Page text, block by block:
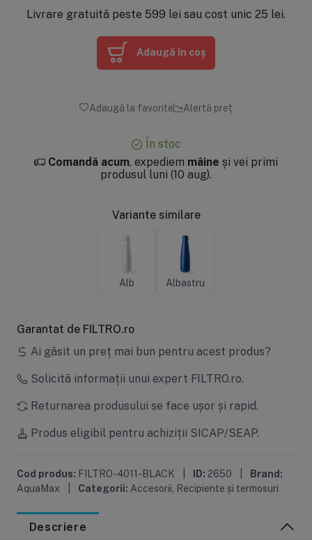
Livrare gratuită peste 599 lei sau cost unic 25 lei.
Adaugă în coș
Adaugă la favorite Alertă preț
În stoc
Comandă acum, expediem mâine și vei primi
produsul luni (10 aug).
Variante similare
Alb Albastru
Garantat de FILTRO.ro
Ai găsit un preț mai bun pentru acest produs?
Solicită informații unui expert FILTRO.ro.
Returnarea produsului se face ușor și rapid.
Produs eligibil pentru achiziții SICAP/SEAP.
Cod produs: FILTRO-4011-BLACK ID: 2650
Brand:
AquaMax
Categorii: Accesorii Recipiente și termosuri
Descriere